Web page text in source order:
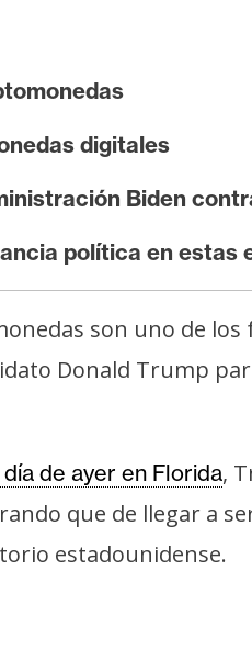
digitales
Biden
política en estas
son uno de
Donald Trump
de ayer en Florida,
que de llegar a
estadounidense.